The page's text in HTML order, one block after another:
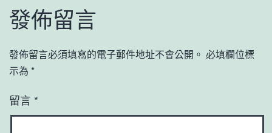
發佈留言
發佈留言必須填寫的電子郵件地址不會公開。 必填欄位標
示為 *
留言 *